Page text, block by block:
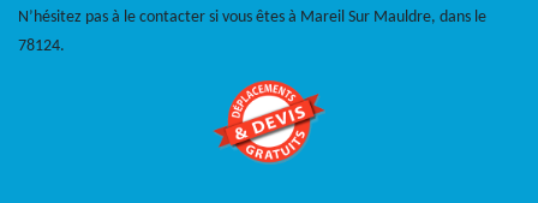
N’hésitez pas à le contacter si vous êtes à Mareil Sur Mauldre, dans le
78124.